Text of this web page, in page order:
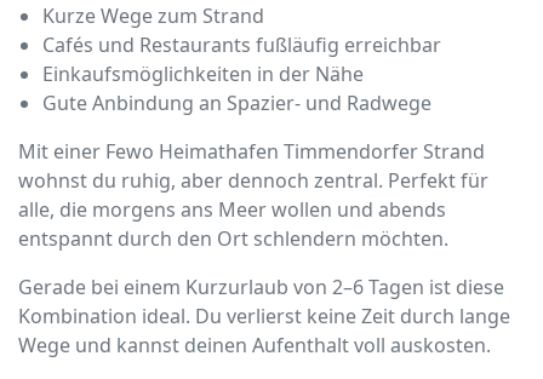
Kurze Wege zum Strand
Cafés und Restaurants fußläufig erreichbar
Einkaufsmöglichkeiten in der Nähe
Gute Anbindung an Spazier- und Radwege
Mit einer Fewo Heimathafen Timmendorfer Strand
wohnst du ruhig, aber dennoch zentral. Perfekt für
alle, die morgens ans Meer wollen und abends
entspannt durch den Ort schlendern möchten.
Gerade bei einem Kurzurlaub von 2–6 Tagen ist diese
Kombination ideal. Du verlierst keine Zeit durch lange
Wege und kannst deinen Aufenthalt voll auskosten.